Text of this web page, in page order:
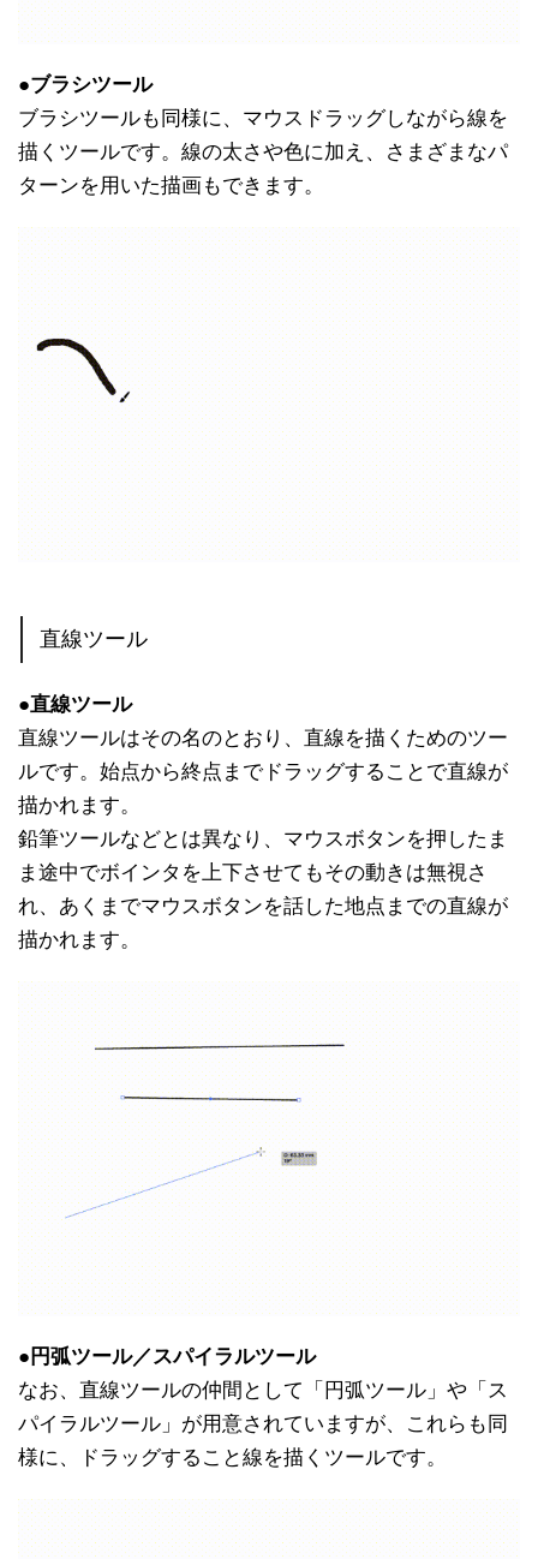
●ブラシツール
ブラシツールも同様に、マウスドラッグしながら線を
描くツールです。線の太さや色に加え、さまざまなパ
ターンを用いた描画もできます。
直線ツール
●直線ツール
直線ツールはその名のとおり、直線を描くためのツー
ルです。始点から終点までドラッグすることで直線が
描かれます。
鉛筆ツールなどとは異なり、マウスボタンを押したま
ま途中でボインタを上下させてもその動きは無視さ
れ、あくまでマウスボタンを話した地点までの直線が
描かれます。
●円弧ツール／スパイラルツール
なお、直線ツールの仲間として「円弧ツール」や「ス
パイラルツール」が用意されていますが、これらも同
様に、ドラッグすること線を描くツールです。